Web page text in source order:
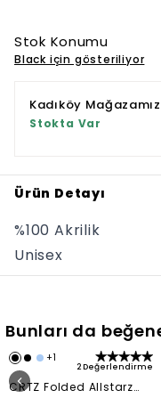
Stok Konumu
Black için gösteriliyor
Kadıköy
Stokta Var
Ürün Detayı
%100 Akrilik
Unisex
Bunları da
+1
2 Değerlendirme
CRTZ Folded Allstarz